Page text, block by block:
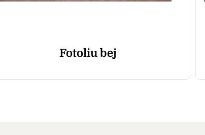
Fotoliu bej